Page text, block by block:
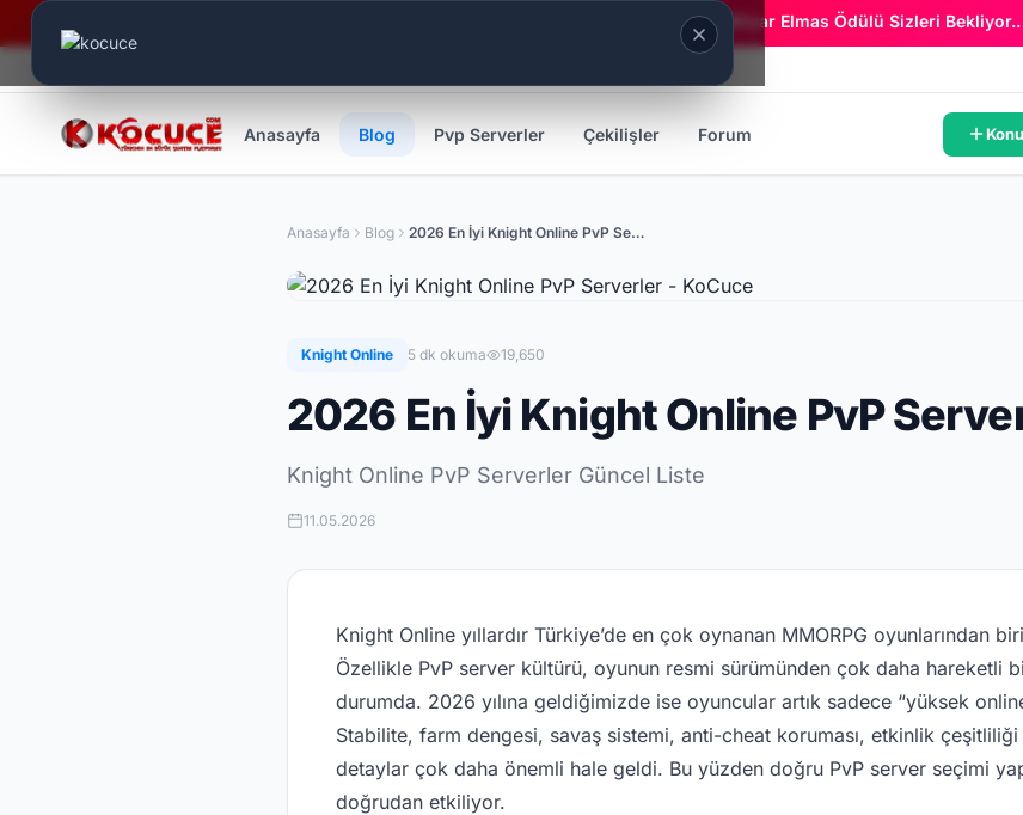
Era Online - 2 Milyar Elmas Ödülü Sizleri Bekliyor..
Anasayfa Blog Pvp Serverler Çekilişler Forum
Anasayfa Blog 2026 En İyi Knight Online PvP Serverler
Knight Online 5 dk okuma 19,650
2026 En İyi Knight Online PvP
Knight Online PvP Serverler Güncel Liste
11.05.2026
Knight Online yıllardır Türkiye’de en çok oynanan MMORPG oyunlarından
Özellikle PvP server kültürü, oyunun resmi sürümünden çok daha hareketli
durumda. 2026 yılına geldiğimizde ise oyuncular artık sadece “yüksek
Stabilite, farm dengesi, savaş sistemi, anti-cheat koruması, etkinlik
detaylar çok daha önemli hale geldi. Bu yüzden doğru PvP server seçimi
doğrudan etkiliyor.